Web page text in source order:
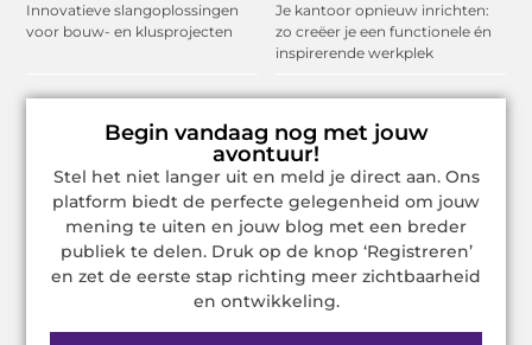
Innovatieve slangoplossingen
voor bouw- en klusprojecten
Je kantoor opnieuw inrichten:
zo creëer je een functionele én
inspirerende werkplek
Begin vandaag nog met jouw
avontuur!
Stel het niet langer uit en meld je direct aan. Ons
platform biedt de perfecte gelegenheid om jouw
mening te uiten en jouw blog met een breder
publiek te delen. Druk op de knop ‘Registreren’
en zet de eerste stap richting meer zichtbaarheid
en ontwikkeling.